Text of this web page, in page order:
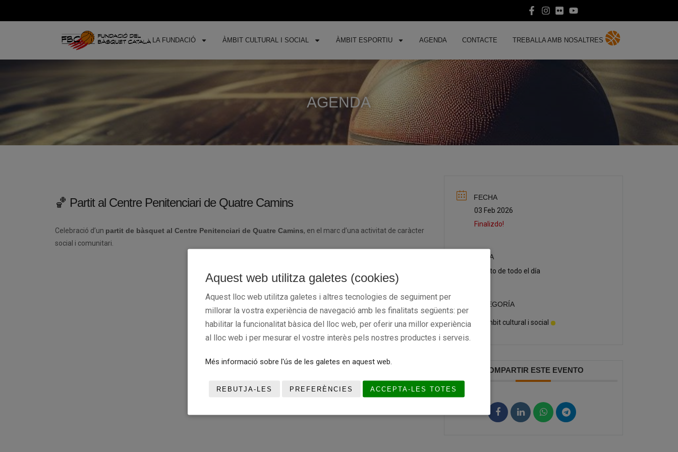
LA FUNDACIÓ ÀMBIT CULTURAL I SOCIAL ÀMBIT ESPORTIU AGENDA CONTACTE TREBALLA AMB NOSALTRES
AGENDA
🏀 Partit al Centre Penitenciari de Quatre Camins
Celebració d’un partit de bàsquet al Centre Penitenciari de Quatre Camins, en el marc d’una activitat de caràcter
social i comunitari.
FECHA
03 Feb 2026
Finalizdo!
HORA
Evento de todo el día
CATEGORÍA
Àmbit cultural i social
COMPARTIR ESTE EVENTO
Aquest web utilitza galetes (cookies)
Aquest lloc web utilitza galetes i altres tecnologies de seguiment per
millorar la vostra experiència de navegació amb les finalitats següents: per
habilitar la funcionalitat bàsica del lloc web, per oferir una millor experiència
al lloc web i per mesurar el vostre interès pels nostres productes i serveis.
Més informació sobre l'ús de les galetes en aquest web.
REBUTJA-LES PREFERÈNCIES ACCEPTA-LES TOTES